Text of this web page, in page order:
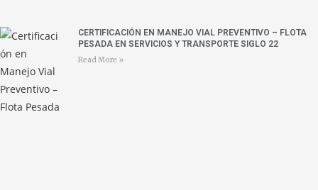
CERTIFICACIÓN EN MANEJO VIAL PREVENTIVO – FLOTA
PESADA EN SERVICIOS Y TRANSPORTE SIGLO 22
Read More »